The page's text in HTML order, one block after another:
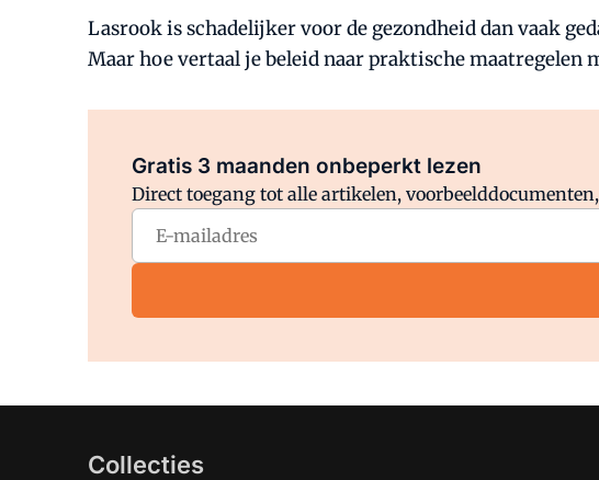
Lasrook is schadelijker voor de gezondheid dan vaak
Maar hoe vertaal je beleid naar praktische maatregelen
Gratis 3 maanden onbeperkt lezen
Direct toegang tot alle artikelen,
Collecties